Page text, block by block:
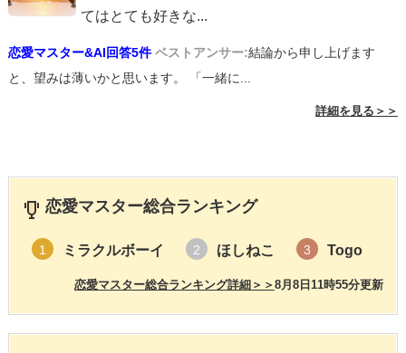
てはとても好きな...
恋愛マスター&AI回答5件 ベストアンサー:結論から申し上げます
と、望みは薄いかと思います。 「一緒に...
詳細を見る＞＞
恋愛マスター総合ランキング
1 ミラクルボーイ 2 ほしねこ 3 Togo
8月8日11時55分更新
恋愛マスター総合ランキング詳細＞＞